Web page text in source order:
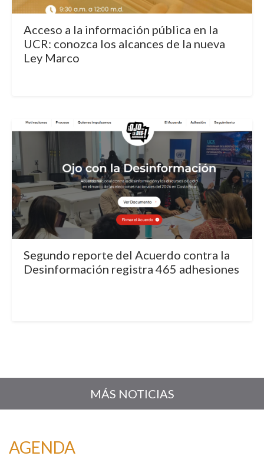
Acceso a la información pública en la
UCR: conozca los alcances de la nueva
Ley Marco
Segundo reporte del Acuerdo contra la
Desinformación registra 465 adhesiones
MÁS NOTICIAS
AGENDA